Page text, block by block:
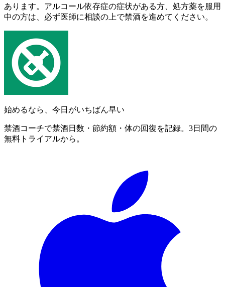
あります。アルコール依存症の症状がある方、処方薬を服用
中の方は、必ず医師に相談の上で禁酒を進めてください。
始めるなら、今日がいちばん早い
禁酒コーチで禁酒日数・節約額・体の回復を記録。3日間の
無料トライアルから。